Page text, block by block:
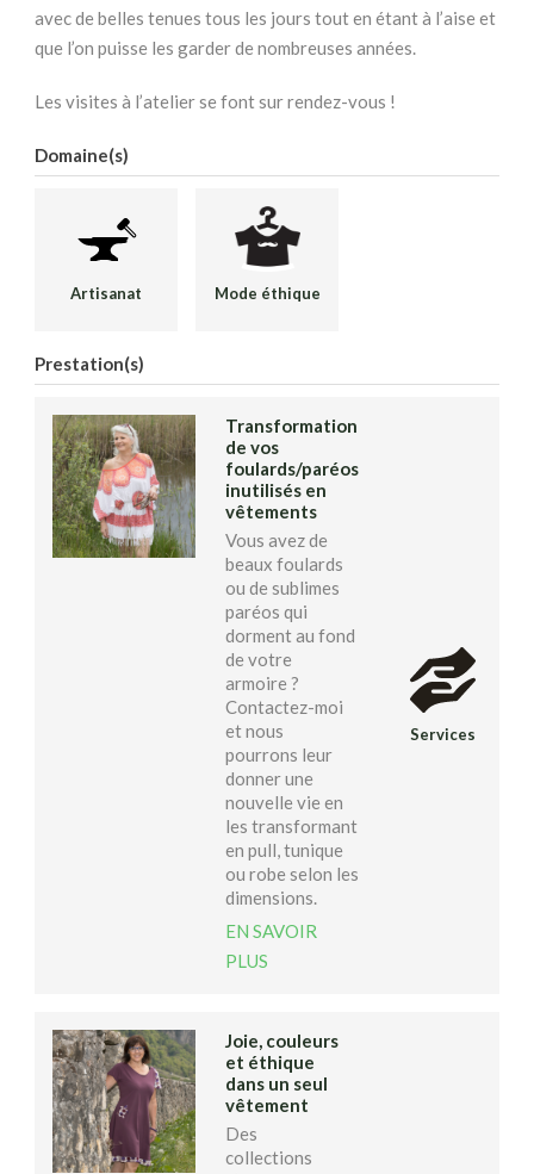
avec de belles tenues tous les jours tout en étant à l’aise et
que l’on puisse les garder de nombreuses années.
Les visites à l’atelier se font sur rendez-vous !
Domaine(s)
Artisanat Mode éthique
Prestation(s)
Transformation
de vos
foulards/paréos
inutilisés en
vêtements
Vous avez de
beaux foulards
ou de sublimes
paréos qui
dorment au fond
de votre
armoire ?
Contactez-moi
et nous
pourrons leur
donner une
nouvelle vie en
les transformant
en pull, tunique
ou robe selon les
dimensions.
EN SAVOIR
PLUS
Services
Joie, couleurs
et éthique
dans un seul
vêtement
Des
collections